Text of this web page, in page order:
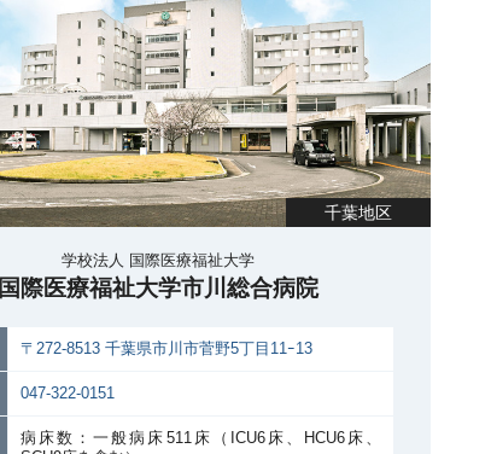
千葉地区
学校法人 国際医療福祉大学
国際医療福祉大学市川総合病院
〒272-8513 千葉県市川市菅野5丁目11ｰ13
047-322-0151
病床数：一般病床511床（ICU6床、HCU6床、